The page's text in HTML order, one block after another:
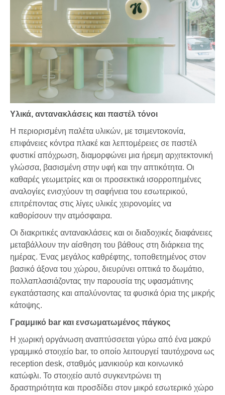
Υλικά, αντανακλάσεις και παστέλ τόνοι
Η περιορισμένη παλέτα υλικών, με τσιμεντοκονία,
επιφάνειες κόντρα πλακέ και λεπτομέρειες σε παστέλ
φυστικί απόχρωση, διαμορφώνει μια ήρεμη αρχιτεκτονική
γλώσσα, βασισμένη στην υφή και την απτικότητα. Οι
καθαρές γεωμετρίες και οι προσεκτικά ισορροπημένες
αναλογίες ενισχύουν τη σαφήνεια του εσωτερικού,
επιτρέποντας στις λίγες υλικές χειρονομίες να
καθορίσουν την ατμόσφαιρα.
Οι διακριτικές αντανακλάσεις και οι διαδοχικές διαφάνειες
μεταβάλλουν την αίσθηση του βάθους στη διάρκεια της
ημέρας. Ένας μεγάλος καθρέφτης, τοποθετημένος στον
βασικό άξονα του χώρου, διευρύνει οπτικά το δωμάτιο,
πολλαπλασιάζοντας την παρουσία της υφασμάτινης
εγκατάστασης και απαλύνοντας τα φυσικά όρια της μικρής
κάτοψης.
Γραμμικό bar και ενσωματωμένος πάγκος
Η χωρική οργάνωση αναπτύσσεται γύρω από ένα μακρύ
γραμμικό στοιχείο bar, το οποίο λειτουργεί ταυτόχρονα ως
reception desk, σταθμός μανικιούρ και κοινωνικό
κατώφλι. Το στοιχείο αυτό συγκεντρώνει τη
δραστηριότητα και προσδίδει στον μικρό εσωτερικό χώρο